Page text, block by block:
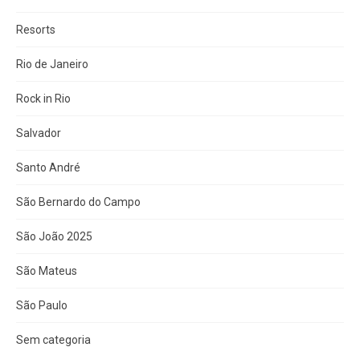
Resorts
Rio de Janeiro
Rock in Rio
Salvador
Santo André
São Bernardo do Campo
São João 2025
São Mateus
São Paulo
Sem categoria